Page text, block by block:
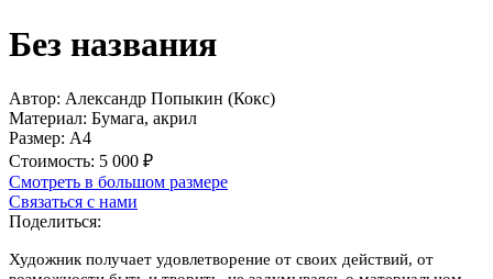
Без названия
Автор: Александр Попыкин (Кокс)
Материал: Бумага, акрил
Размер: А4
Стоимость: 5 000 ₽
Смотреть в большом размере
Связаться с нами
Поделиться:
Художник получает удовлетворение от своих действий, от